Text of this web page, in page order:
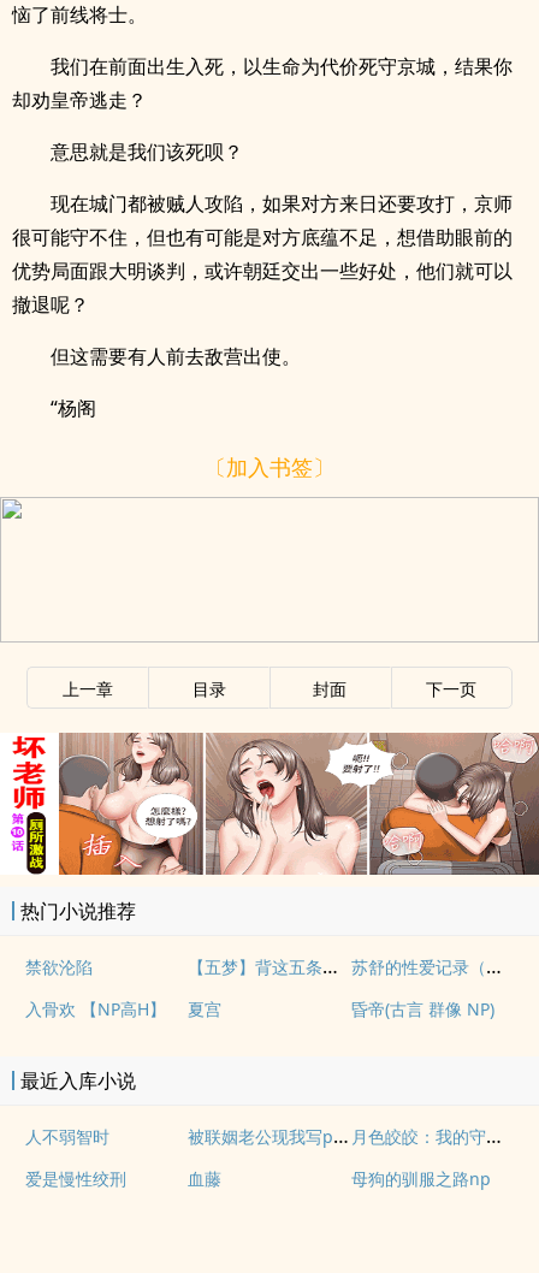
恼了前线将士。
我们在前面出生入死，以生命为代价死守京城，结果你
却劝皇帝逃走？
意思就是我们该死呗？
现在城门都被贼人攻陷，如果对方来日还要攻打，京师
很可能守不住，但也有可能是对方底蕴不足，想借助眼前的
优势局面跟大明谈判，或许朝廷交出一些好处，他们就可以
撤退呢？
但这需要有人前去敌营出使。
“杨阁
〔加入书签〕
上一章 目录 封面 下一页
热门小说推荐
禁欲沦陷 【五梦】背这五条，悟透 苏舒的性爱记录（高H）
入骨欢 【NP高H】 夏宫 昏帝(古言 群像 NP)
最近入库小说
人不弱智时 被联姻老公现我写po文后 月色皎皎：我的守护兽是蛇妖
爱是慢性绞刑 血藤 母狗的驯服之路np